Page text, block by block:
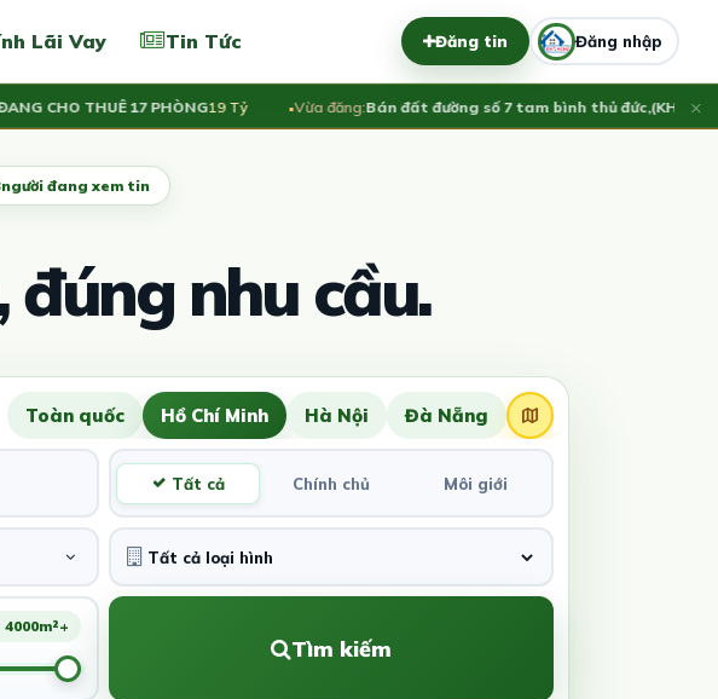
Lãi Vay Tin Tức Đăng tin Đăng nhập
THUÊ 17 PHÒNG19 Tỷ Vừa đăng:Bán đất đường số 7 tam bình thủ đức,(KHU NHÀ Ở
×
người đang xem tin
đúng nhu cầu.
Toàn quốc Hồ Chí Minh Hà Nội Đà Nẵng
Tất cả Chính chủ Môi giới
4000m²+
Tìm kiếm